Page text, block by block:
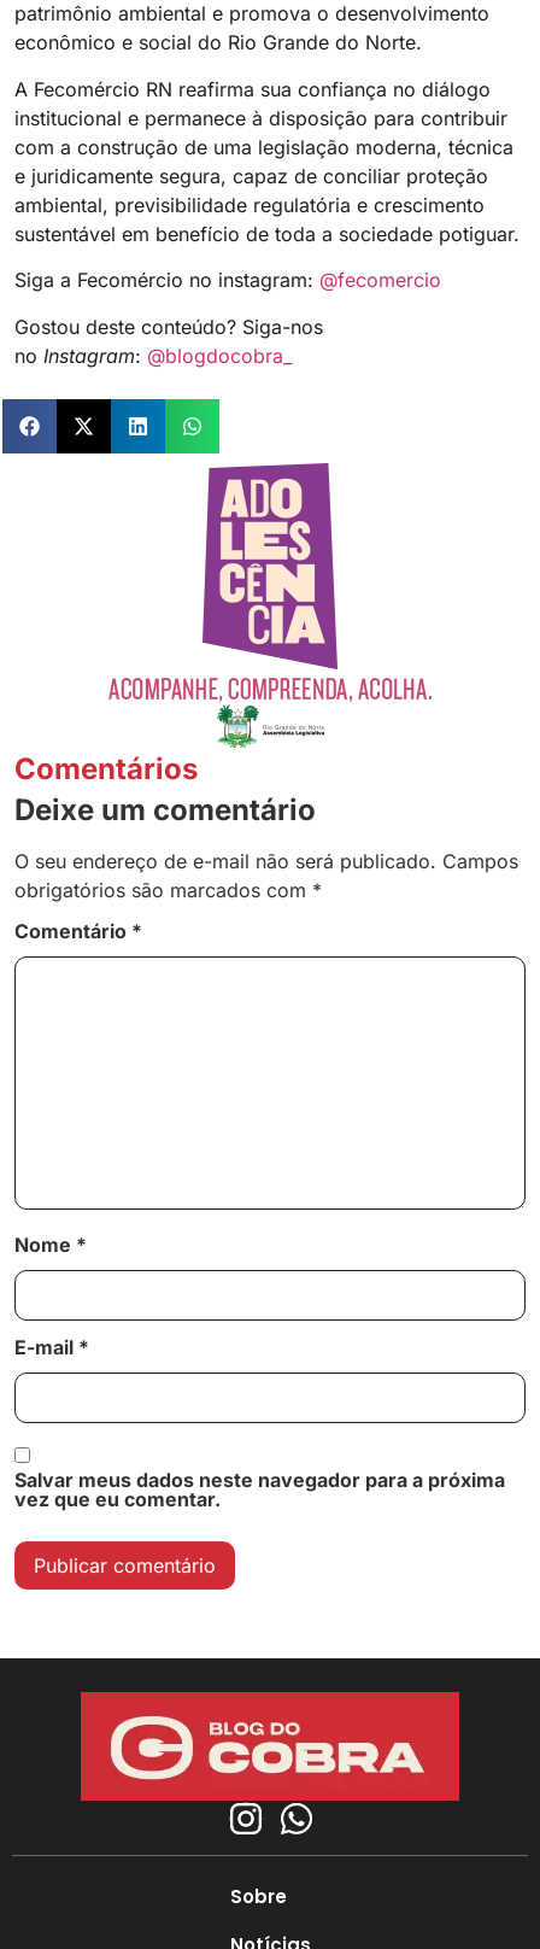
patrimônio ambiental e promova o desenvolvimento
econômico e social do Rio Grande do Norte.
A Fecomércio RN reafirma sua confiança no diálogo
institucional e permanece à disposição para contribuir
com a construção de uma legislação moderna, técnica
e juridicamente segura, capaz de conciliar proteção
ambiental, previsibilidade regulatória e crescimento
sustentável em benefício de toda a sociedade potiguar.
Siga a Fecomércio no instagram: @fecomercio
Gostou deste conteúdo? Siga-nos
no Instagram: @blogdocobra_
Comentários
Deixe um comentário
O seu endereço de e-mail não será publicado. Campos
obrigatórios são marcados com *
Comentário *
Nome *
E-mail *
Salvar meus dados neste navegador para a próxima
vez que eu comentar.
Sobre